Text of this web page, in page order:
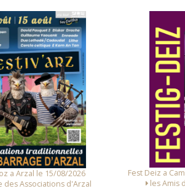
10-Nozvezh kentañ ma
11-Ar brezel pevarzeg
12-Marivon (ton kentañ
13-Son ar c'hwen (tamm
14-Ar c'hogig (ton
a Arzal le 15/08/2026
des Associations d'Arzal
Fest Deiz a
les Amis